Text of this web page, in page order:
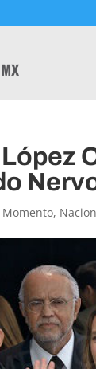
Momento,